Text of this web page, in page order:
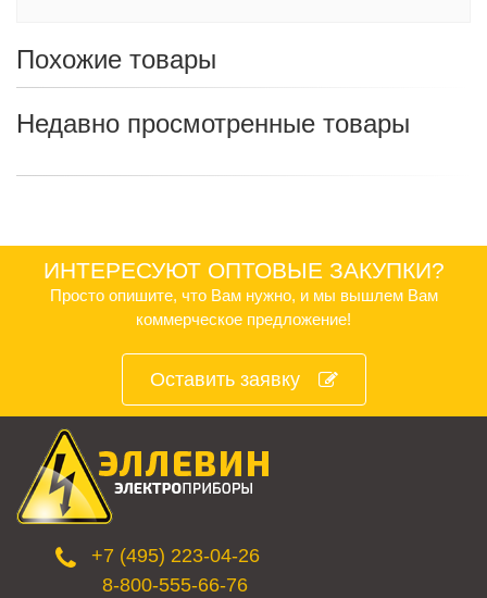
Похожие товары
Недавно просмотренные товары
ИНТЕРЕСУЮТ ОПТОВЫЕ ЗАКУПКИ?
Просто опишите, что Вам нужно, и мы вышлем Вам
коммерческое предложение!
Оставить заявку
+7 (495) 223-04-26
8-800-555-66-76